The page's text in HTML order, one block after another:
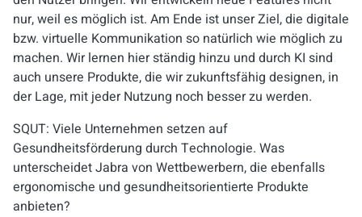
nur, weil es möglich ist. Am Ende ist unser Ziel, die digitale
bzw. virtuelle Kommunikation so natürlich wie möglich zu
machen. Wir lernen hier ständig hinzu und durch KI sind
auch unsere Produkte, die wir zukunftsfähig designen, in
der Lage, mit jeder Nutzung noch besser zu werden.
SQUT: Viele Unternehmen setzen auf
Gesundheitsförderung durch Technologie. Was
unterscheidet Jabra von Wettbewerbern, die ebenfalls
ergonomische und gesundheitsorientierte Produkte
anbieten?